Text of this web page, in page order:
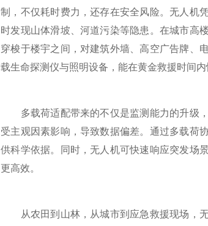
制，不仅耗时费力，还存在安全风险。无人机
时发现山体滑坡、河道污染等隐患。在城市高
穿梭于楼宇之间，对建筑外墙、高空广告牌、
载生命探测仪与照明设备，能在黄金救援时间
多载荷适配带来的不仅是监测能力的升级，
受主观因素影响，导致数据偏差。通过多载荷
供科学依据。同时，无人机可快速响应突发场
更高效。
从农田到山林，从城市到应急救援现场，无